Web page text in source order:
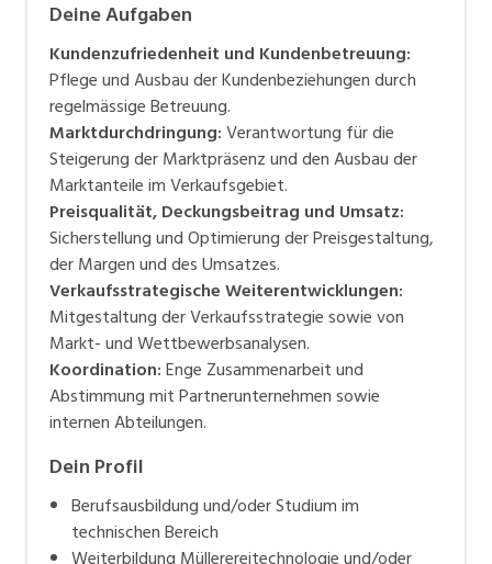
Sicherheit, Rettung, Polizei, Zoll
Deine Aufgaben
Kundenzufriedenheit und Kundenbetreuung:
Pflege und Ausbau der Kundenbeziehungen durch
regelmässige Betreuung.
Marktdurchdringung:Verantwortung für die
Steigerung der Marktpräsenz und den Ausbau der
Marktanteile im Verkaufsgebiet.
Preisqualität, Deckungsbeitrag und Umsatz:
Sicherstellung und Optimierung der Preisgestaltung,
der Margen und des Umsatzes.
Verkaufsstrategische Weiterentwicklungen:
Mitgestaltung der Verkaufsstrategie sowie von
Markt- und Wettbewerbsanalysen.
Koordination:Enge Zusammenarbeit und
Abstimmung mit Partnerunternehmen sowie
internen Abteilungen.
Dein Profil
Berufsausbildung und/oder Studium im
technischen Bereich